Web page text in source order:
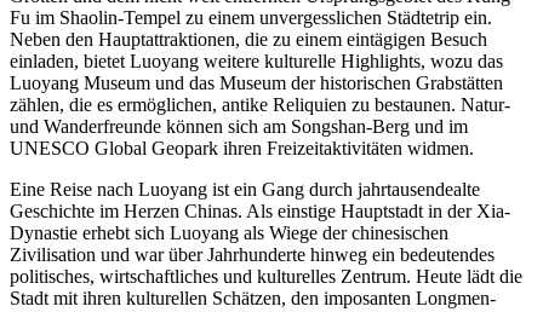
Fu im Shaolin-Tempel zu einem unvergesslichen Städtetrip ein.
Neben den Hauptattraktionen, die zu einem eintägigen Besuch
einladen, bietet Luoyang weitere kulturelle Highlights, wozu das
Luoyang Museum und das Museum der historischen Grabstätten
zählen, die es ermöglichen, antike Reliquien zu bestaunen. Natur-
und Wanderfreunde können sich am Songshan-Berg und im
UNESCO Global Geopark ihren Freizeitaktivitäten widmen.
Eine Reise nach Luoyang ist ein Gang durch jahrtausendealte
Geschichte im Herzen Chinas. Als einstige Hauptstadt in der Xia-
Dynastie erhebt sich Luoyang als Wiege der chinesischen
Zivilisation und war über Jahrhunderte hinweg ein bedeutendes
politisches, wirtschaftliches und kulturelles Zentrum. Heute lädt die
Stadt mit ihren kulturellen Schätzen, den imposanten Longmen-